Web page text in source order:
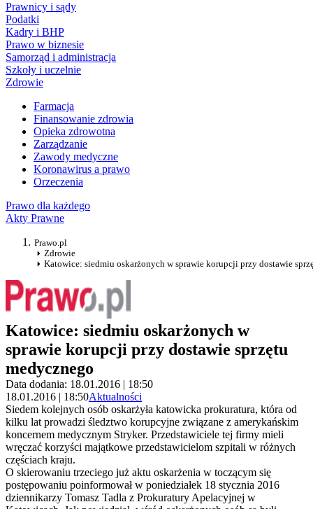
Prawnicy i sądy
Podatki
Kadry i BHP
Prawo w biznesie
Samorząd i administracja
Szkoły i uczelnie
Zdrowie
Farmacja
Finansowanie zdrowia
Opieka zdrowotna
Zarządzanie
Zawody medyczne
Koronawirus a prawo
Orzeczenia
Prawo dla każdego
Akty Prawne
Prawo.pl
Zdrowie
Katowice: siedmiu oskarżonych w sprawie korupcji przy dostawie
Katowice: siedmiu oskarżonych w
sprawie korupcji przy dostawie sprzętu
medycznego
Data dodania: 18.01.2016 | 18:50
18.01.2016 | 18:50Aktualności
Siedem kolejnych osób oskarżyła katowicka prokuratura, która od
kilku lat prowadzi śledztwo korupcyjne związane z amerykańskim
koncernem medycznym Stryker. Przedstawiciele tej firmy mieli
wręczać korzyści majątkowe przedstawicielom szpitali w różnych
częściach kraju.
O skierowaniu trzeciego już aktu oskarżenia w toczącym się
postępowaniu poinformował w poniedziałek 18 stycznia 2016
dziennikarzy Tomasz Tadla z Prokuratury Apelacyjnej w